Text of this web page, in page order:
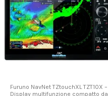
Furuno NavNet TZtouchXL TZT10X –
Display multifunzione compatto da